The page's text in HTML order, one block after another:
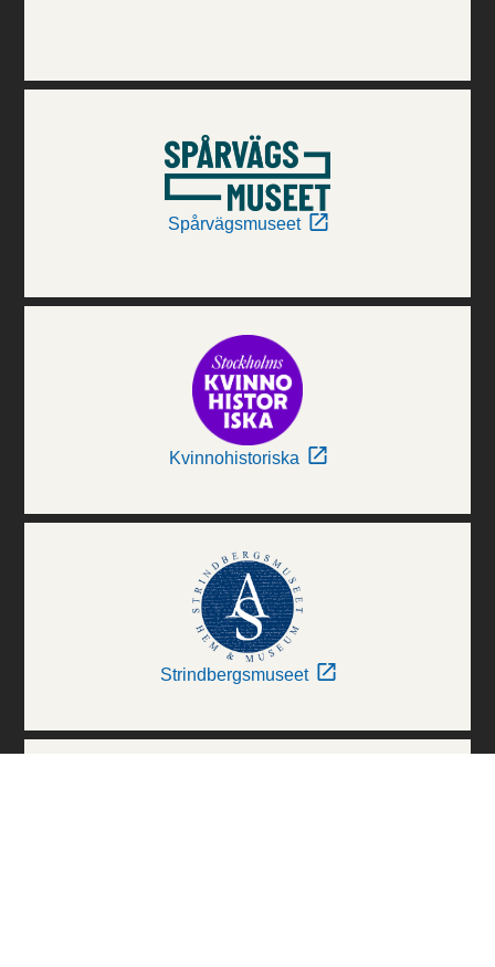
Spårvägsmuseet
Kvinnohistoriska
Strindbergsmuseet